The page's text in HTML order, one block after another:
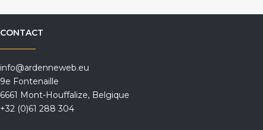
CONTACT
info@ardenneweb.eu
9e Fontenaille
6661 Mont-Houffalize, Belgique
+32 (0)61 288 304